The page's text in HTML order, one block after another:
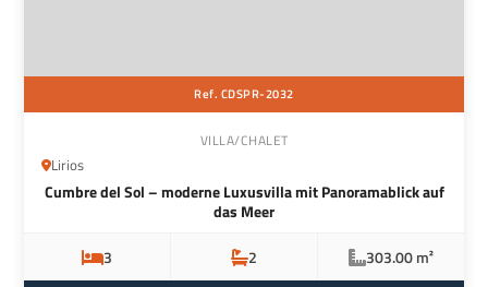
Ref. CDSPR-2032
VILLA/CHALET
Lirios
Cumbre del Sol – moderne Luxusvilla mit Panoramablick auf
das Meer
3
2 303.00 m²